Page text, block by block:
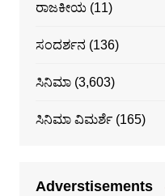
ರಾಜಕೀಯ(11)
ಸಂದರ್ಶನ (136)
ಸಿನಿಮಾ(3,603)
ಸಿನಿಮಾ ವಿಮರ್ಶೆ(165)
Adverstisements